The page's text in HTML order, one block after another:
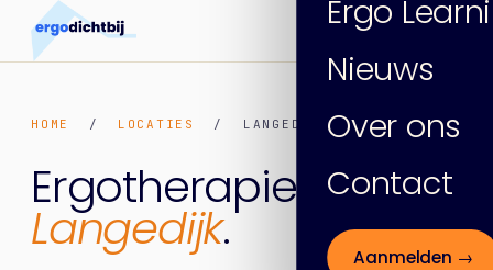
Ergo
Nieuws
Over ons
Contact
Aanmelden →
HOME / LOCATIES / LANGEDIJK
Ergotherapie in
Langedijk.